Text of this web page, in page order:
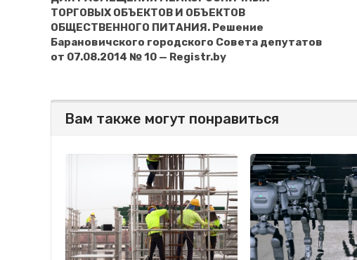
ТОРГОВЫХ ОБЪЕКТОВ И ОБЪЕКТОВ
ОБЩЕСТВЕННОГО ПИТАНИЯ. Решение
Барановичского городского Совета депутатов
от 07.08.2014 № 10 — Registr.by
Вам также могут понравиться